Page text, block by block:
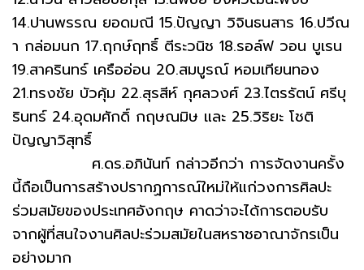
14.ปานพรรณ ยอดมณี 15.ปัญญา วิจินธนสาร 16.ปวีณ
า กล่อมนก 17.ฤกษ์ฤทธิ์ ตีระวนิช 18.รอล์ฟ วอน บูเรน
19.สาครินทร์ เครืออ่อน 20.สมบูรณ์ หอมเทียนทอง
21.ทรงชัย บัวคุ้ม 22.สุรสีห์ กุศลวงศ์ 23.ไตรรัตน์ ศรีบุ
รินทร์ 24.อุดมศักดิ์ กฤษณมิษ และ 25.วิริยะ โชติ
ปัญญาวิสุทธิ์
ศ.ดร.อภินันท์ กล่าวอีกว่า การจัดงานครั้ง
นี้ถือเป็นการสร้างปรากฏการณ์ใหม่ให้แก่วงการศิลปะ
ร่วมสมัยของประเทศอังกฤษ คาดว่าจะได้การตอบรับ
จากผู้ที่สนใจงานศิลปะร่วมสมัยในสหราชอาณาจักรเป็น
อย่างมาก